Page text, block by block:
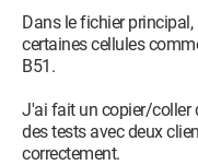
Dans le fichier
certaines cellules
B51.
J'ai fait un copier/coller
des tests avec deux
correctement.